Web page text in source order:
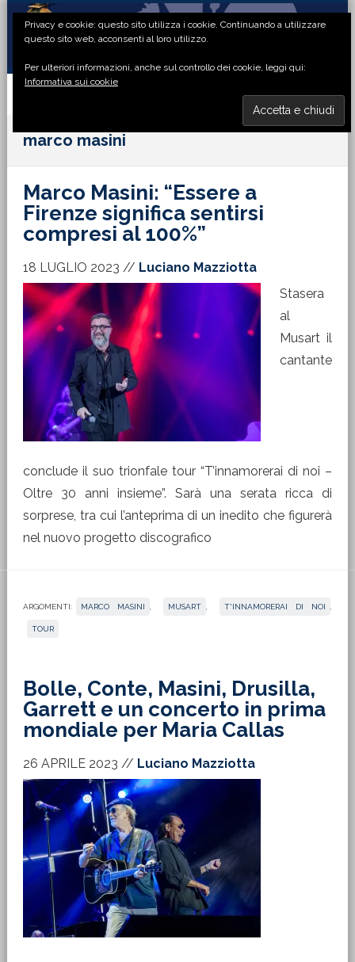
Passa
primaria
Passa
principale
Passa
laterale
Passa
di
marco masini
Marco Masini: “Essere a
Firenze significa sentirsi
compresi al 100%”
18 LUGLIO 2023 // Luciano Mazziotta
Stasera
al
Musart il
cantante
conclude il suo trionfale tour “T’innamorerai di noi –
Oltre 30 anni insieme”. Sarà una serata ricca di
sorprese, tra cui l’anteprima di un inedito che figurerà
nel nuovo progetto discografico
ARGOMENTI: MARCO MASINI MUSART T'INNAMORERAI DI NOI
TOUR
Bolle, Conte, Masini, Drusilla,
Garrett e un concerto in prima
mondiale per Maria Callas
26 APRILE 2023 // Luciano Mazziotta
Privacy e cookie: questo sito utilizza i cookie. Continuando a utilizzare
questo sito web, acconsenti al loro utilizzo.
Per ulteriori informazioni, anche sul controllo dei cookie, leggi qui:
Informativa sui cookie